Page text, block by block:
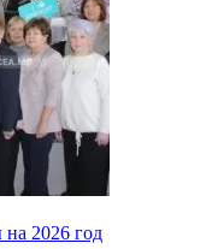
на 2026 год